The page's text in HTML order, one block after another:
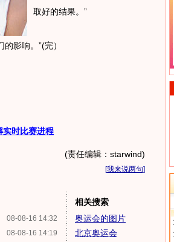
取好的结果。”
影响。”(完）
实时比赛进程
(责任编辑：starwind)
[我来说两句]
08-08-16 14:32
08-08-16 14:19
相关搜索
奥运会的图片
北京奥运会